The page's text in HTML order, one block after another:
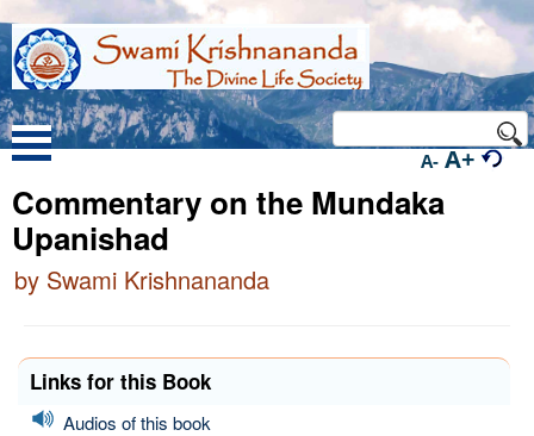
A- A+
Commentary on the Mundaka
Upanishad
by Swami Krishnananda
Links for this Book
Audios of this book